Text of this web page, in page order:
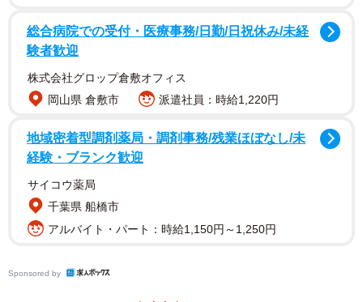
明治時代になって戸籍が制定された際、新井家では名字を
本来の「新井」ではなく、屋号の「城聞」を届け出たた
め、以後「城聞」という名字になったという。
総合病院での受付・医療事務/日勤/日祝休み/未経
験者歓迎
株式会社グロップ倉敷オフィス
岡山県 倉敷市
派遣社員：時給1,220円
地域密着型調剤薬局・調剤事務/残業ほぼなし/未
経験・ブランク歓迎
サイコウ薬局
千葉県 船橋市
アルバイト・パート：時給1,150円～1,250円
Sponsored by